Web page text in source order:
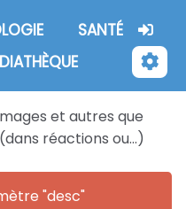
SANTÉ
et autres que
réactions ou...)
"desc"